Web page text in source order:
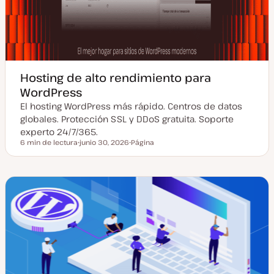
Hosting de alto rendimiento para
WordPress
El hosting WordPress más rápido. Centros de datos
globales. Protección SSL y DDoS gratuita. Soporte
experto 24/7/365.
Tiempo de lectura
6 min de lectura
e
c
t
a
l
a
d
a
junio 30, 2026
i
o
s
Página